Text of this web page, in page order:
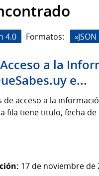
4.0 Formatos: JSON
a la
e...
de acceso a la
fila tiene titulo, fecha
17 de noviembre de